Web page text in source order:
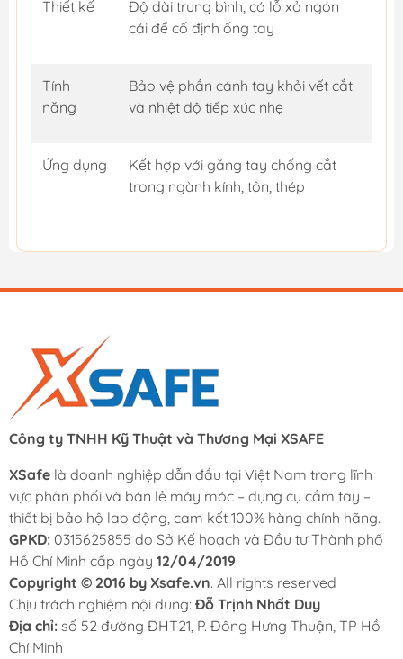
Thiết kế
Độ dài trung bình, có lỗ xỏ ngón
cái để cố định ống tay
Tính
năng
Bảo vệ phần cánh tay khỏi vết cắt
và nhiệt độ tiếp xúc nhẹ
Ứng dụng
Kết hợp với găng tay chống cắt
trong ngành kính, tôn, thép
Công ty TNHH Kỹ Thuật và Thương Mại XSAFE
XSafe là doanh nghiệp dẫn đầu tại Việt Nam trong lĩnh
vực phân phối và bán lẻ máy móc – dụng cụ cầm tay –
thiết bị bảo hộ lao động, cam kết 100% hàng chính hãng.
GPKD: 0315625855 do Sở Kế hoạch và Đầu tư Thành phố
Hồ Chí Minh cấp ngày 12/04/2019
Copyright © 2016 by Xsafe.vn. All rights reserved
Chịu trách nghiệm nội dung: Đỗ Trịnh Nhất Duy
Địa chỉ: số 52 đường ĐHT21, P. Đông Hưng Thuận, TP Hồ
Chí Minh